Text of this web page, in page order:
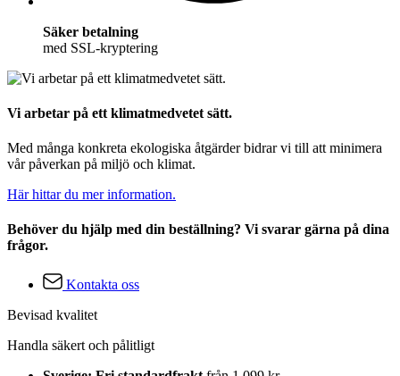
Säker betalning
med SSL-kryptering
Vi arbetar på ett klimatmedvetet sätt.
Med många konkreta ekologiska åtgärder bidrar vi till att minimera
vår påverkan på miljö och klimat.
Här hittar du mer information.
Behöver du hjälp med din beställning? Vi svarar gärna på dina
frågor.
Kontakta oss
Bevisad kvalitet
Handla säkert och pålitligt